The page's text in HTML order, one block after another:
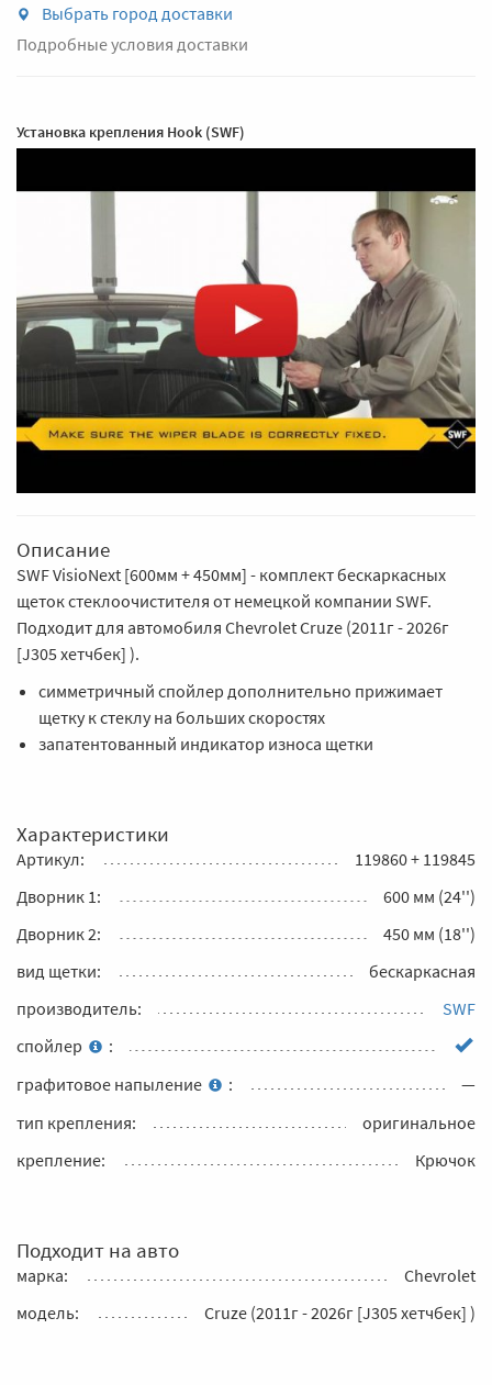
Выбрать город доставки
Подробные условия доставки
Установка крепления Hook (SWF)
Описание
SWF VisioNext [600мм + 450мм] - комплект бескаркасных
щеток стеклоочистителя от немецкой компании SWF.
Подходит для автомобиля Chevrolet Cruze (2011г - 2026г
[J305 хетчбек] ).
симметричный спойлер дополнительно прижимает
щетку к стеклу на больших скоростях
запатентованный индикатор износа щетки
Характеристики
Артикул:
119860 + 119845
Дворник 1:
600 мм (24'')
Дворник 2:
450 мм (18'')
вид щетки:
бескаркасная
производитель:
SWF
спойлер
:
графитовое напыление
:
—
тип крепления:
оригинальное
крепление:
Крючок
Подходит на авто
марка:
Chevrolet
модель:
Cruze (2011г - 2026г [J305 хетчбек] )